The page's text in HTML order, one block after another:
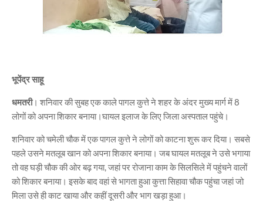
भूपेंद्र साहू
धमतरी। शनिवार की सुबह एक काले पागल कुत्ते ने शहर के अंदर मुख्य मार्ग में 8
लोगों को अपना शिकार बनाया।घायल इलाज के लिए जिला अस्पताल पहुंचे।
शनिवार को चमेली चौक में एक पागल कुत्ते ने लोगों को काटना शुरू कर दिया। सबसे
पहले उसने मतलूब खान को अपना शिकार बनाया। जब घायल मतलूब ने उसे भगाया
तो वह घड़ी चौक की ओर बढ़ गया, जहां पर रोजाना काम के सिलसिले में पहुंचने वालों
को शिकार बनाया। इसके बाद वहां से भागता हुआ कुत्ता सिहावा चौक पहुंचा जहां जो
मिला उसे ही काट खाया और कहीं दूसरी और भाग खड़ा हुआ।